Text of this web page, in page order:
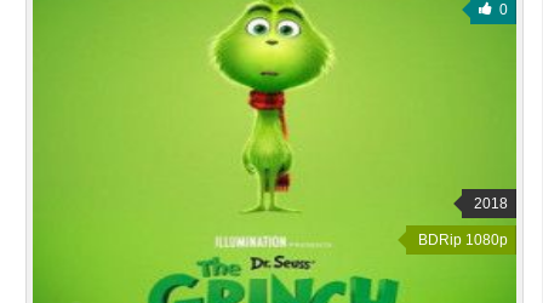
0
2018
BDRip 1080p